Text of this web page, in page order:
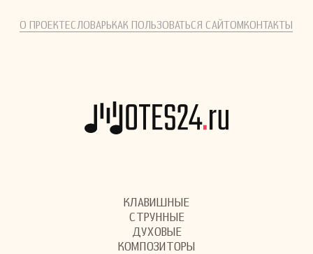
О ПРОЕКТЕСЛОВАРЬКАК ПОЛЬЗОВАТЬСЯ САЙТОМКОНТАКТЫ
КЛАВИШНЫЕ
СТРУННЫЕ
ДУХОВЫЕ
КОМПОЗИТОРЫ